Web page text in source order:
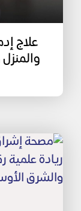
علاج